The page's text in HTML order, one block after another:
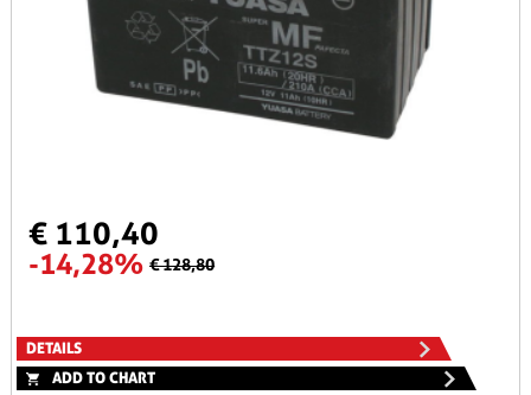
€ 110,40
-14,28% € 128,80
DETAILS
ADD TO CHART